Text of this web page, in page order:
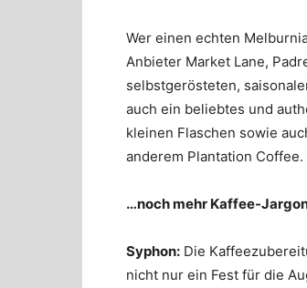
Wer einen echten
Anbieter Market Lane,
selbstgerösteten,
auch ein beliebtes und
kleinen Flaschen sowie
anderem Plantation Coffee.
…noch mehr Kaffee-
Syphon: Die
nicht nur ein Fest für die